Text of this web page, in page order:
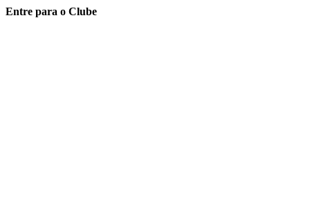
Entre para o Clube